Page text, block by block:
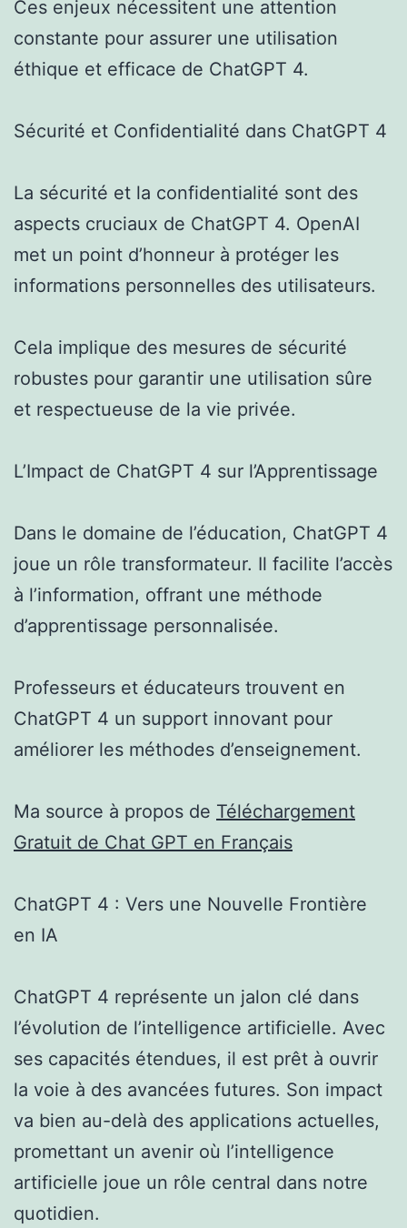
Ces enjeux nécessitent une attention
constante pour assurer une utilisation
éthique et efficace de ChatGPT 4.
Sécurité et Confidentialité dans ChatGPT 4
La sécurité et la confidentialité sont des
aspects cruciaux de ChatGPT 4. OpenAI
met un point d’honneur à protéger les
informations personnelles des utilisateurs.
Cela implique des mesures de sécurité
robustes pour garantir une utilisation sûre
et respectueuse de la vie privée.
L’Impact de ChatGPT 4 sur l’Apprentissage
Dans le domaine de l’éducation, ChatGPT 4
joue un rôle transformateur. Il facilite l’accès
à l’information, offrant une méthode
d’apprentissage personnalisée.
Professeurs et éducateurs trouvent en
ChatGPT 4 un support innovant pour
améliorer les méthodes d’enseignement.
Ma source à propos de Téléchargement
Gratuit de Chat GPT en Français
ChatGPT 4 : Vers une Nouvelle Frontière
en IA
ChatGPT 4 représente un jalon clé dans
l’évolution de l’intelligence artificielle. Avec
ses capacités étendues, il est prêt à ouvrir
la voie à des avancées futures. Son impact
va bien au-delà des applications actuelles,
promettant un avenir où l’intelligence
artificielle joue un rôle central dans notre
quotidien.